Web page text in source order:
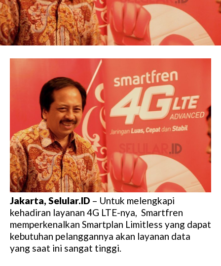
Jakarta, Selular.ID – Untuk melengkapi
kehadiran layanan 4G LTE-nya, Smartfren
memperkenalkan Smartplan Limitless yang dapat
kebutuhan pelanggannya akan layanan data
yang saat ini sangat tinggi.